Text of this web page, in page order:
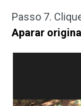
Passo 7.
Aparar original